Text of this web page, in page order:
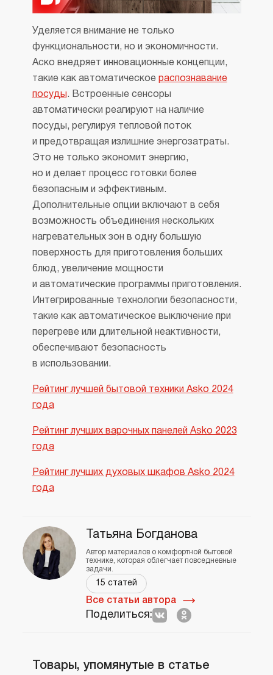
распознавания посуды
Уделяется внимание не только
функциональности, но и экономичности.
Аско внедряет инновационные концепции,
такие как автоматическое распознавание
посуды. Встроенные сенсоры
автоматически реагируют на наличие
посуды, регулируя тепловой поток
и предотвращая излишние энергозатраты.
Это не только экономит энергию,
но и делает процесс готовки более
безопасным и эффективным.
Дополнительные опции включают в себя
возможность объединения нескольких
нагревательных зон в одну большую
поверхность для приготовления больших
блюд, увеличение мощности
и автоматические программы приготовления.
Интегрированные технологии безопасности,
такие как автоматическое выключение при
перегреве или длительной неактивности,
обеспечивают безопасность
в использовании.
Рейтинг лучшей бытовой техники Asko 2024
года
Рейтинг лучших варочных панелей Asko 2023
года
Рейтинг лучших духовых шкафов Asko 2024
года
Татьяна Богданова
Автор материалов о комфортной бытовой
технике, которая облегчает повседневные
задачи.
15 статей
Все статьи автора
Поделиться:
Товары, упомянутые в статье